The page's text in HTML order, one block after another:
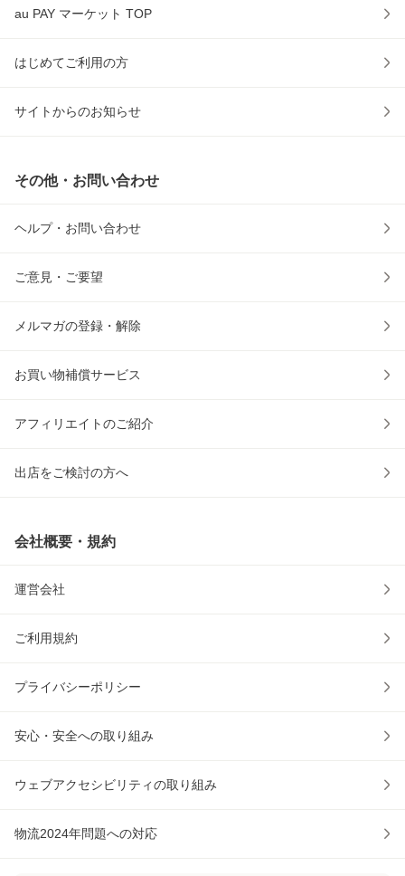
au PAY マーケット TOP
はじめてご利用の方
サイトからのお知らせ
その他・お問い合わせ
ヘルプ・お問い合わせ
ご意見・ご要望
メルマガの登録・解除
お買い物補償サービス
アフィリエイトのご紹介
出店をご検討の方へ
会社概要・規約
運営会社
ご利用規約
プライバシーポリシー
安心・安全への取り組み
ウェブアクセシビリティの取り組み
物流2024年問題への対応